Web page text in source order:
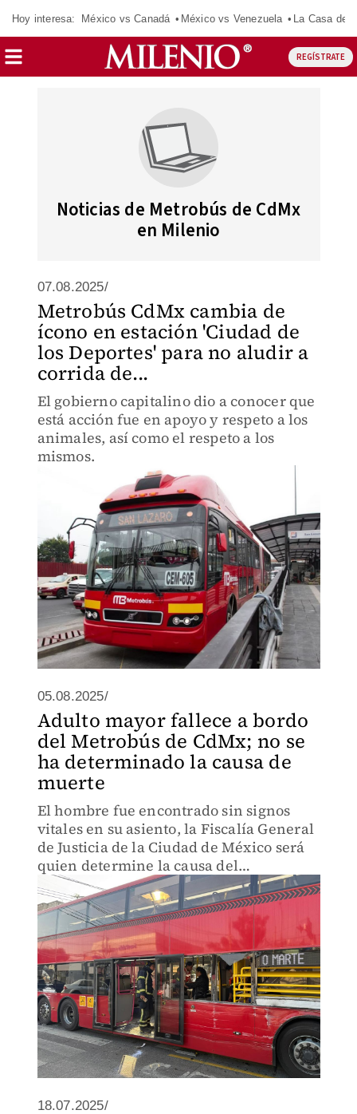
Hoy interesa: México vs Canadá México vs Venezuela La Casa de
REGÍSTRATE
Noticias de Metrobús de CdMx
en Milenio
07.08.2025/
Metrobús CdMx cambia de
ícono en estación 'Ciudad de
los Deportes' para no aludir a
corrida de...
El gobierno capitalino dio a conocer que
está acción fue en apoyo y respeto a los
animales, así como el respeto a los
mismos.
05.08.2025/
Adulto mayor fallece a bordo
del Metrobús de CdMx; no se
ha determinado la causa de
muerte
El hombre fue encontrado sin signos
vitales en su asiento, la Fiscalía General
de Justicia de la Ciudad de México será
quien determine la causa del
fallecimiento.
18.07.2025/